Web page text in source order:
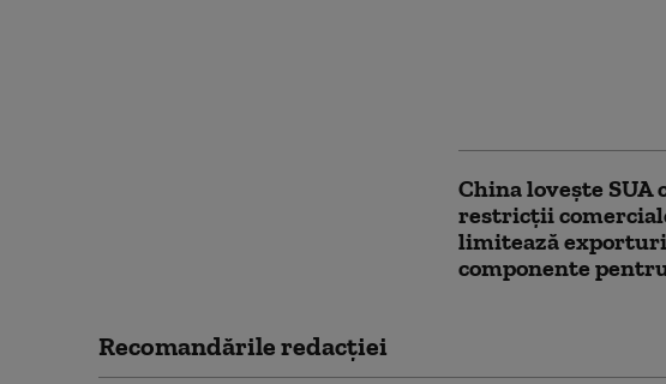
China lovește SUA
restricții
limitează
componente
Recomandările redacţiei